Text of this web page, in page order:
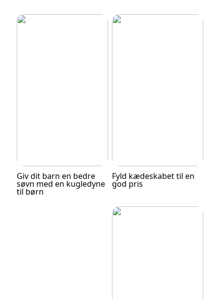
Giv dit barn en bedre
søvn med en kugledyne
til børn
Fyld kædeskabet til en
god pris